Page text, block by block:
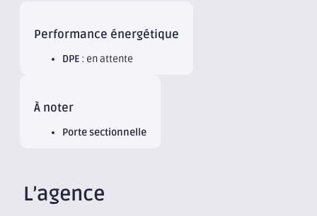
Performance énergétique
DPE : en attente
À noter
Porte sectionnelle
L’agence